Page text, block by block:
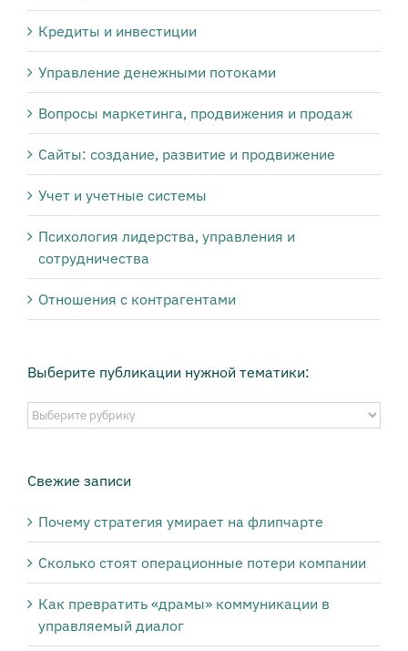
Кредиты и инвестиции
Управление денежными потоками
Вопросы маркетинга, продвижения и продаж
Сайты: создание, развитие и продвижение
Учет и учетные системы
Психология лидерства, управления и
сотрудничества
Отношения с контрагентами
Выберите публикации нужной тематики:
Выберите
публикации
тематики:
Свежие записи
Почему стратегия умирает на флипчарте
Сколько стоят операционные потери компании
Как превратить «драмы» коммуникации в
управляемый диалог